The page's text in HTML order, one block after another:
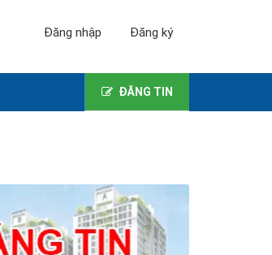
Đăng nhập Đăng ký
ĐĂNG TIN